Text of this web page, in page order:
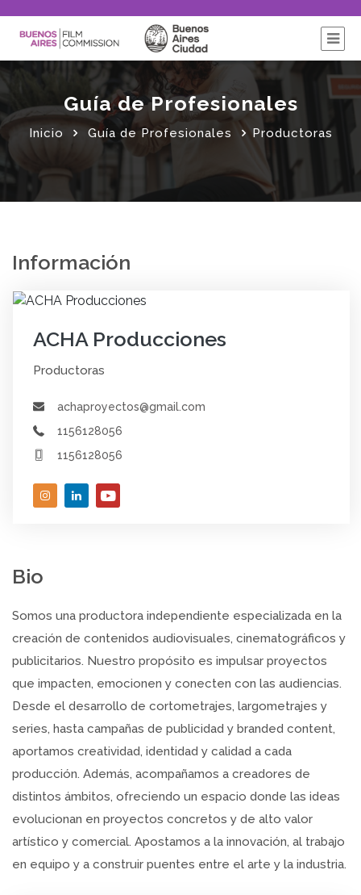
Guía de Profesionales
Inicio Guía de Profesionales Productoras
Información
ACHA Producciones
Productoras
achaproyectos@gmail.com
1156128056
1156128056
Bio
Somos una productora independiente especializada en la
creación de contenidos audiovisuales, cinematográficos y
publicitarios. Nuestro propósito es impulsar proyectos
que impacten, emocionen y conecten con las audiencias.
Desde el desarrollo de cortometrajes, largometrajes y
series, hasta campañas de publicidad y branded content,
aportamos creatividad, identidad y calidad a cada
producción. Además, acompañamos a creadores de
distintos ámbitos, ofreciendo un espacio donde las ideas
evolucionan en proyectos concretos y de alto valor
artístico y comercial. Apostamos a la innovación, al trabajo
en equipo y a construir puentes entre el arte y la industria.